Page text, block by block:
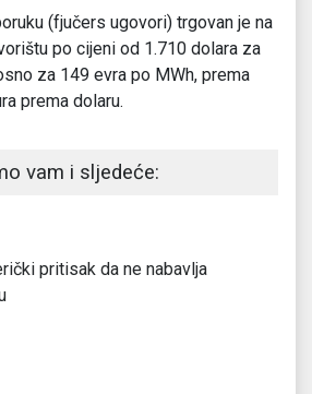
(fjučers ugovori) trgovan je na
po cijeni od 1.710 dolara za
za 149 evra po MWh, prema
prema dolaru.
vam i sljedeće:
pritisak da ne nabavlja